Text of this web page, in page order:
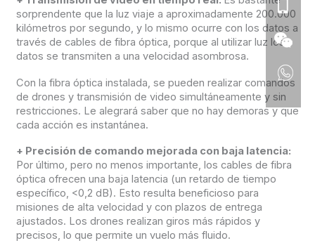
sorprendente que la luz viaje a aproximadamente 200.000
kilómetros por segundo, y lo mismo ocurre con los datos a
través de cables de fibra óptica, porque al utilizar luz los
datos se transmiten a una velocidad asombrosa.
Con la fibra óptica instalada, se pueden realizar comandos
de drones y transmisión de video simultáneamente y sin
restricciones. Le alegrará saber que no hay demoras y que
cada acción es instantánea.
+ Precisión de comando mejorada con baja latencia:
Por último, pero no menos importante, los cables de fibra
óptica ofrecen una baja latencia (un retardo de tiempo
específico, <0,2 dB). Esto resulta beneficioso para
misiones de alta velocidad y con plazos de entrega
ajustados. Los drones realizan giros más rápidos y
precisos, lo que permite un vuelo más fluido.